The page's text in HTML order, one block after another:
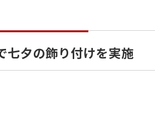
七夕の飾り付けを実施